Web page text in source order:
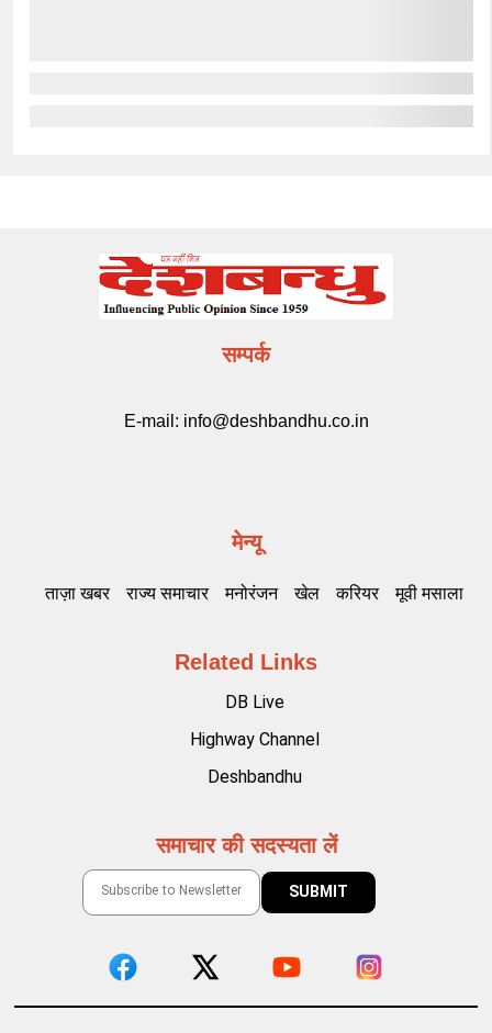
सम्पर्क
E-mail: info@deshbandhu.co.in
मेन्यू
ताज़ा खबर राज्य समाचार मनोरंजन खेल करियर मूवी मसाला
Related Links
DB Live
Highway Channel
Deshbandhu
समाचार की सदस्यता लें